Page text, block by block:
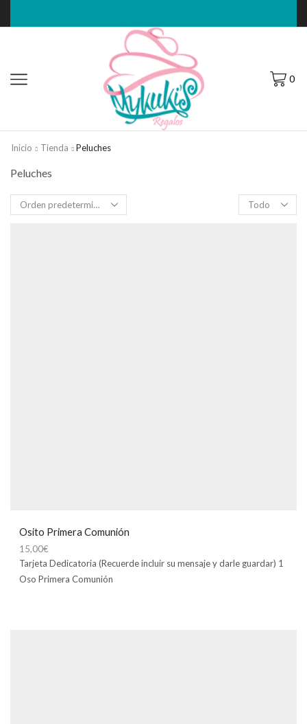
0
Inicio Tienda Peluches
Peluches
Filas
por
Osito Primera Comunión
15,00€
Tarjeta Dedicatoria (Recuerde incluir su mensaje y darle guardar) 1
Oso Primera Comunión